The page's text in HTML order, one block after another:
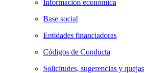
Información económica
Base social
Entidades financiadoras
Códigos de Conducta
Solicitudes, sugerencias y quejas